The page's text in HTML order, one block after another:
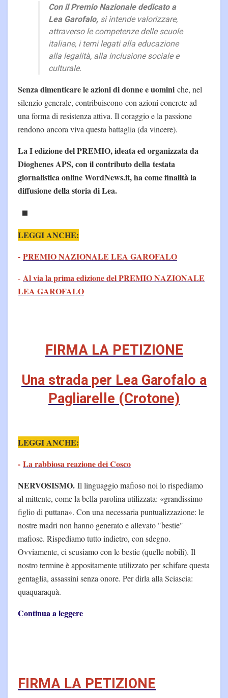
Con il Premio Nazionale dedicato a
Lea Garofalo, si intende valorizzare,
attraverso le competenze delle scuole
italiane, i temi legati alla educazione
alla legalità, alla inclusione sociale e
culturale.
Senza dimenticare le azioni di donne e uomini che, nel
silenzio generale, contribuiscono con azioni concrete ad
una forma di resistenza attiva. Il coraggio e la passione
rendono ancora viva questa battaglia (da vincere).
La I edizione del PREMIO, ideata ed organizzata da
Dioghenes APS, con il contributo della testata
giornalistica online WordNews.it, ha come finalità la
diffusione della storia di Lea.
LEGGI ANCHE:
- PREMIO NAZIONALE LEA GAROFALO
- Al via la prima edizione del PREMIO NAZIONALE
LEA GAROFALO
FIRMA LA PETIZIONE
Una strada per Lea Garofalo a
Pagliarelle (Crotone)
LEGGI ANCHE:
- La rabbiosa reazione dei Cosco
NERVOSISMO. Il linguaggio mafioso noi lo rispediamo
al mittente, come la bella parolina utilizzata: «grandissimo
figlio di puttana». Con una necessaria puntualizzazione: le
nostre madri non hanno generato e allevato "bestie"
mafiose. Rispediamo tutto indietro, con sdegno.
Ovviamente, ci scusiamo con le bestie (quelle nobili). Il
nostro termine è appositamente utilizzato per schifare questa
gentaglia, assassini senza onore. Per dirla alla Sciascia:
quaquaraquà.
Continua a leggere
FIRMA LA PETIZIONE